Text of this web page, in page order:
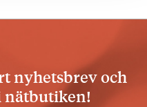
nyhetsbrev och
nätbutiken!